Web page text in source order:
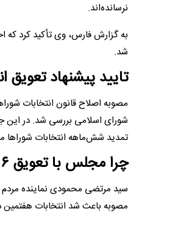
نرسانده‌اند.
به گزارش فارس، وی تأکید کرد که
شد.
تایید پیشنهاد
تمدید شش‌ماهه انتخابات شورا‌ها
چرا مجلس با تعویق ۶ ماهه انتخابات شورا‌ها موافقت کرد؟
سید مرتضی محمودی نماینده
مصوبه باعث شد انتخابات هفتمین دوره شورا‌ها که قرار بود ۳۰